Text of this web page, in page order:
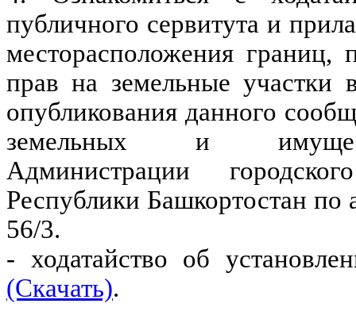
публичного сервитута и
месторасположения границ,
прав на земельные участки
опубликования данного
земельных и
Администрации
Республики Башкортостан по
56/3.
- ходатайство об
(Скачать).